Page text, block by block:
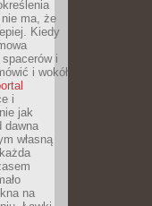
ma, że
Kiedy
i
i wokół
i
jak
dawna
własną
na